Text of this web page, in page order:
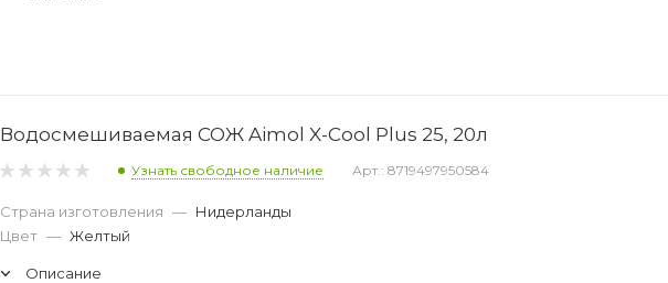
Водосмешиваемая СОЖ Aimol X-Cool Plus 25, 20л
Узнать свободное наличие Арт.: 8719497950584
Страна изготовления — Нидерланды
Цвет — Желтый
Описание